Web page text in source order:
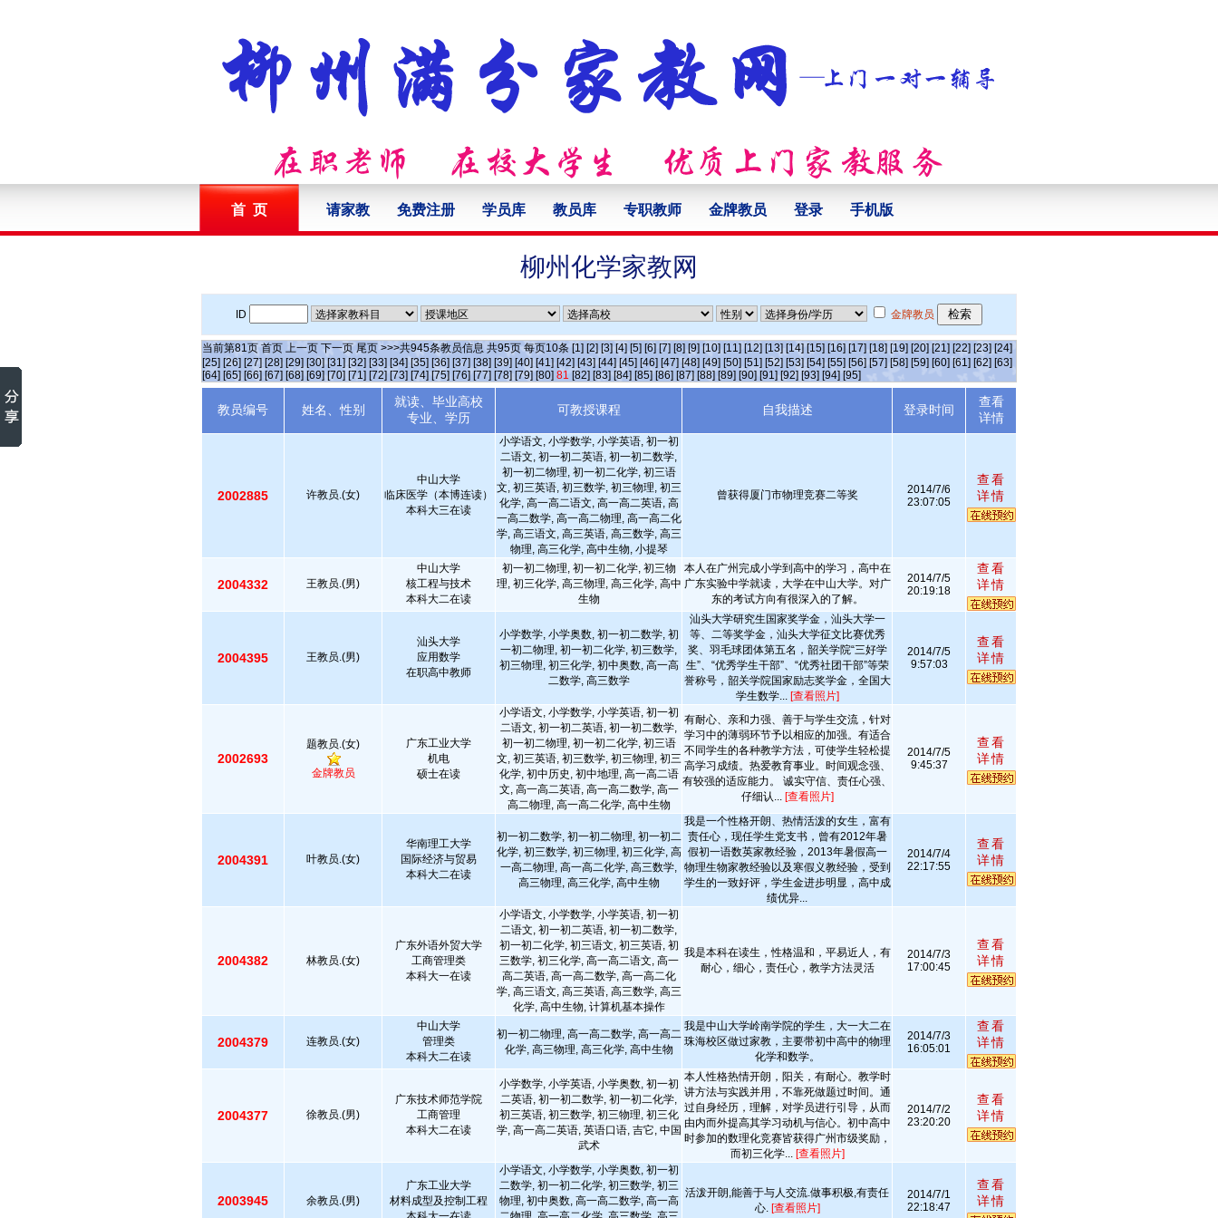
首 页 请家教 免费注册 学员库 教员库 专职教师 金牌教员 登录 手机版
柳州化学家教网
ID 金牌教员
当前第81页 首页 上一页 下一页 尾页 >>>共945条教员信息 共95页 每页10条 [1] [2] [3] [4] [5] [6] [7] [8] [9] [10] [11] [12] [13] [14] [15] [16] [17] [18] [19] [20] [21] [22] [23] [24]
[25] [26] [27] [28] [29] [30] [31] [32] [33] [34] [35] [36] [37] [38] [39] [40] [41] [42] [43] [44] [45] [46] [47] [48] [49] [50] [51] [52] [53] [54] [55] [56] [57] [58] [59] [60] [61] [62] [63]
[64] [65] [66] [67] [68] [69] [70] [71] [72] [73] [74] [75] [76] [77] [78] [79] [80] 81 [82] [83] [84] [85] [86] [87] [88] [89] [90] [91] [92] [93] [94] [95]
教员编号 姓名、性别
就读、毕业高校
专业、学历
可教授课程 自我描述 登录时间
查看
详情
2002885 许教员.(女)
中山大学
临床医学（本博连读）
本科大三在读
小学语文, 小学数学, 小学英语, 初一初
二语文, 初一初二英语, 初一初二数学,
初一初二物理, 初一初二化学, 初三语
文, 初三英语, 初三数学, 初三物理, 初三
化学, 高一高二语文, 高一高二英语, 高
一高二数学, 高一高二物理, 高一高二化
学, 高三语文, 高三英语, 高三数学, 高三
物理, 高三化学, 高中生物, 小提琴
曾获得厦门市物理竞赛二等奖
2014/7/6
23:07:05
查看
详情
2004332 王教员.(男)
中山大学
核工程与技术
本科大二在读
初一初二物理, 初一初二化学, 初三物
理, 初三化学, 高三物理, 高三化学, 高中
生物
本人在广州完成小学到高中的学习，高中在
广东实验中学就读，大学在中山大学。对广
东的考试方向有很深入的了解。
2014/7/5
20:19:18
查看
详情
2004395 王教员.(男)
汕头大学
应用数学
在职高中教师
小学数学, 小学奥数, 初一初二数学, 初
一初二物理, 初一初二化学, 初三数学,
初三物理, 初三化学, 初中奥数, 高一高
二数学, 高三数学
汕头大学研究生国家奖学金，汕头大学一
等、二等奖学金，汕头大学征文比赛优秀
奖、羽毛球团体第五名，韶关学院“三好学
生”、“优秀学生干部”、“优秀社团干部”等荣
誉称号，韶关学院国家励志奖学金，全国大
学生数学... [查看照片]
2014/7/5
9:57:03
查看
详情
2002693
题教员.(女)
金牌教员
广东工业大学
机电
硕士在读
小学语文, 小学数学, 小学英语, 初一初
二语文, 初一初二英语, 初一初二数学,
初一初二物理, 初一初二化学, 初三语
文, 初三英语, 初三数学, 初三物理, 初三
化学, 初中历史, 初中地理, 高一高二语
文, 高一高二英语, 高一高二数学, 高一
高二物理, 高一高二化学, 高中生物
有耐心、亲和力强、善于与学生交流，针对
学习中的薄弱环节予以相应的加强。有适合
不同学生的各种教学方法，可使学生轻松提
高学习成绩。热爱教育事业。时间观念强、
有较强的适应能力。 诚实守信、责任心强、
仔细认... [查看照片]
2014/7/5
9:45:37
查看
详情
2004391 叶教员.(女)
华南理工大学
国际经济与贸易
本科大二在读
初一初二数学, 初一初二物理, 初一初二
化学, 初三数学, 初三物理, 初三化学, 高
一高二物理, 高一高二化学, 高三数学,
高三物理, 高三化学, 高中生物
我是一个性格开朗、热情活泼的女生，富有
责任心，现任学生党支书，曾有2012年暑
假初一语数英家教经验，2013年暑假高一
物理生物家教经验以及寒假义教经验，受到
学生的一致好评，学生金进步明显，高中成
绩优异...
2014/7/4
22:17:55
查看
详情
2004382 林教员.(女)
广东外语外贸大学
工商管理类
本科大一在读
小学语文, 小学数学, 小学英语, 初一初
二语文, 初一初二英语, 初一初二数学,
初一初二化学, 初三语文, 初三英语, 初
三数学, 初三化学, 高一高二语文, 高一
高二英语, 高一高二数学, 高一高二化
学, 高三语文, 高三英语, 高三数学, 高三
化学, 高中生物, 计算机基本操作
我是本科在读生，性格温和，平易近人，有
耐心，细心，责任心，教学方法灵活
2014/7/3
17:00:45
查看
详情
2004379 连教员.(女)
中山大学
管理类
本科大二在读
初一初二物理, 高一高二数学, 高一高二
化学, 高三物理, 高三化学, 高中生物
我是中山大学岭南学院的学生，大一大二在
珠海校区做过家教，主要带初中高中的物理
化学和数学。
2014/7/3
16:05:01
查看
详情
2004377 徐教员.(男)
广东技术师范学院
工商管理
本科大二在读
小学数学, 小学英语, 小学奥数, 初一初
二英语, 初一初二数学, 初一初二化学,
初三英语, 初三数学, 初三物理, 初三化
学, 高一高二英语, 英语口语, 吉它, 中国
武术
本人性格热情开朗，阳关，有耐心。教学时
讲方法与实践并用，不靠死做题过时间。通
过自身经历，理解，对学员进行引导，从而
由内而外提高其学习动机与信心。初中高中
时参加的数理化竞赛皆获得广州市级奖励，
而初三化学... [查看照片]
2014/7/2
23:20:20
查看
详情
2003945 余教员.(男)
广东工业大学
材料成型及控制工程
小学语文, 小学数学, 小学奥数, 初一初
二数学, 初一初二化学, 初三数学, 初三
物理, 初中奥数, 高一高二数学, 高一高
活泼开朗,能善于与人交流.做事积极,有责任
心. [查看照片]
2014/7/1
22:18:47
查看
详情